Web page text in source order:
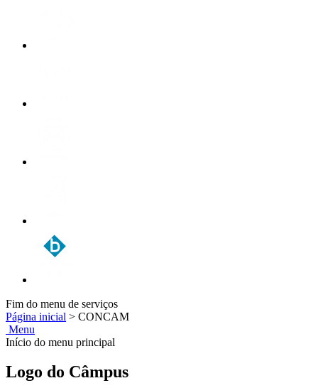
Fim do menu de serviços
Página inicial > CONCAM
Menu
Início do menu principal
Logo do Câmpus